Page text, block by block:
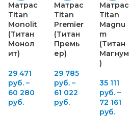
Матрас
Titan
Monolit
(Титан
Монол
ит)
29 471
руб. –
60 280
руб.
Матрас
Titan
Premier
(Титан
Премь
ер)
29 785
руб. –
61 022
руб.
Матрас
Titan
Magnu
m
(Титан
Магнум
)
35 111
руб. –
72 161
руб.